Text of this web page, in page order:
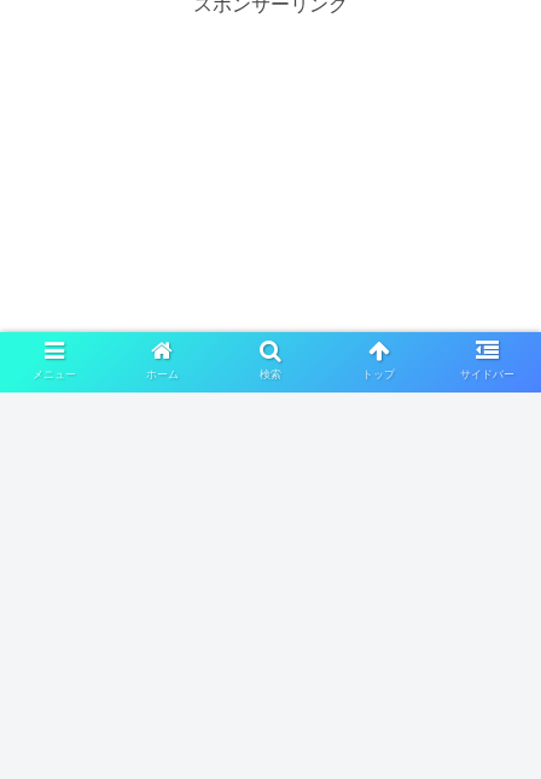
メニュー ホーム 検索 トップ サイドバー